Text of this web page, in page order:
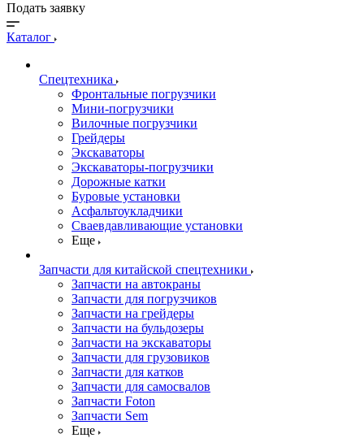
Подать заявку
Каталог
Спецтехника
Фронтальные погрузчики
Мини-погрузчики
Вилочные погрузчики
Грейдеры
Экскаваторы
Экскаваторы-погрузчики
Дорожные катки
Буровые установки
Асфальтоукладчики
Сваевдавливающие установки
Еще
Запчасти для китайской спецтехники
Запчасти на автокраны
Запчасти для погрузчиков
Запчасти на грейдеры
Запчасти на бульдозеры
Запчасти на экскаваторы
Запчасти для грузовиков
Запчасти для катков
Запчасти для самосвалов
Запчасти Foton
Запчасти Sem
Еще